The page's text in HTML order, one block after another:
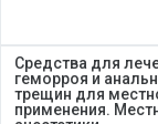
Средства для
геморроя и
трещин для
применения.